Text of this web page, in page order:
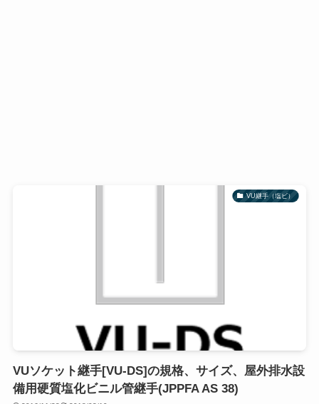
VU継手（塩ビ）
VUソケット継手[VU-DS]の規格、サイズ、屋外排水設
備用硬質塩化ビニル管継手(JPPFA AS 38)